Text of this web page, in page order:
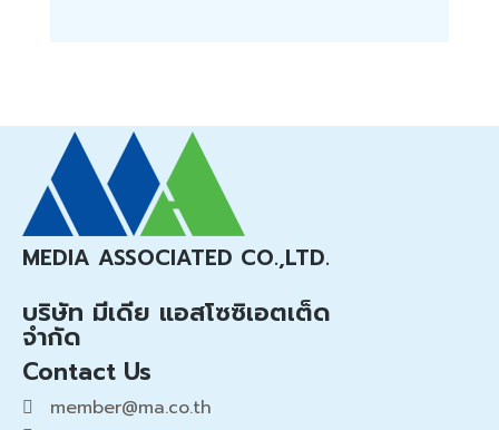
MEDIA ASSOCIATED CO.,LTD.
บริษัท มีเดีย แอสโซซิเอตเต็ด
จำกัด
Contact Us
member@ma.co.th